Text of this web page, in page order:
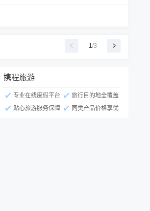
1/3
携程旅游
专业在线度假平台
旅行目的地全覆盖
贴心旅游服务保障
同类产品价格享优